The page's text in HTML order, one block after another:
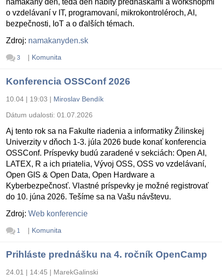
namakaný deň, teda deň nabitý prednáškami a workshopmi
o vzdelávaní v IT, programovaní, mikrokontroléroch, AI,
bezpečnosti, IoT a o ďalších témach.
Zdroj: namakanyden.sk
3 | Komunita
Konferencia OSSConf 2026
10.04 | 19:03 | Miroslav Bendík
Dátum udalosti: 01.07.2026
Aj tento rok sa na Fakulte riadenia a informatiky Žilinskej
Univerzity v dňoch 1-3. júla 2026 bude konať konferencia
OSSConf. Príspevky budú zaradené v sekciách: Open AI,
LATEX, R a ich priatelia, Vývoj OSS, OSS vo vzdelávaní,
Open GIS & Open Data, Open Hardware a
Kyberbezpečnosť. Vlastné príspevky je možné registrovať
do 10. júna 2026. Tešíme sa na Vašu návštevu.
Zdroj: Web konferencie
1 | Komunita
Prihláste prednášku na 4. ročník OpenCamp
24.01 | 14:45 | MarekGalinski